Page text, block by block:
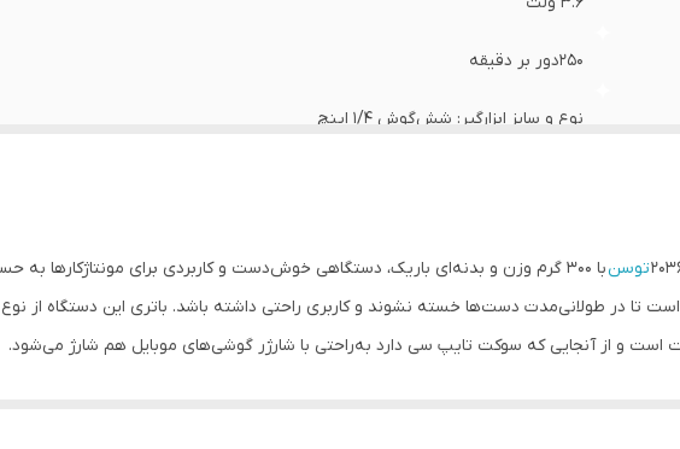
250دور بر دقیقه
نوع و سایز ابزارگیر: شش‌‌گوش 1/4 اینچ
توسن
با 300 گرم وزن و بدنه‌ای باریک، دستگاهی خوش‌دست و کاربردی برای مونتاژکارها
است و از آنجایی که سوکت تایپ سی دارد به‌راحتی با شارژر گوشی‌های موبایل هم شارژ می‌شود.